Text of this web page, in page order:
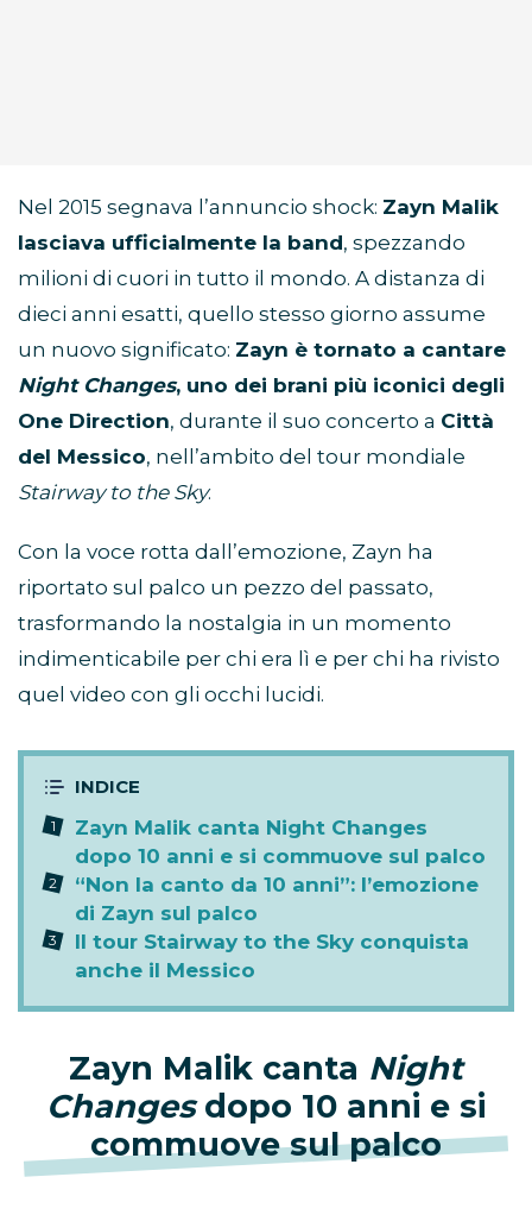
Nel 2015 segnava l’annuncio shock: Zayn Malik
lasciava ufficialmente la band, spezzando
milioni di cuori in tutto il mondo. A distanza di
dieci anni esatti, quello stesso giorno assume
un nuovo significato: Zayn è tornato a cantare
Night Changes, uno dei brani più iconici degli
One Direction, durante il suo concerto a Città
del Messico, nell’ambito del tour mondiale
Stairway to the Sky.
Con la voce rotta dall’emozione, Zayn ha
riportato sul palco un pezzo del passato,
trasformando la nostalgia in un momento
indimenticabile per chi era lì e per chi ha rivisto
quel video con gli occhi lucidi.
Zayn Malik canta Night Changes
dopo 10 anni e si commuove sul palco
“Non la canto da 10 anni”: l’emozione
di Zayn sul palco
Il tour Stairway to the Sky conquista
anche il Messico
Zayn Malik canta Night
Changesdopo 10 anni e si
commuove sul palco